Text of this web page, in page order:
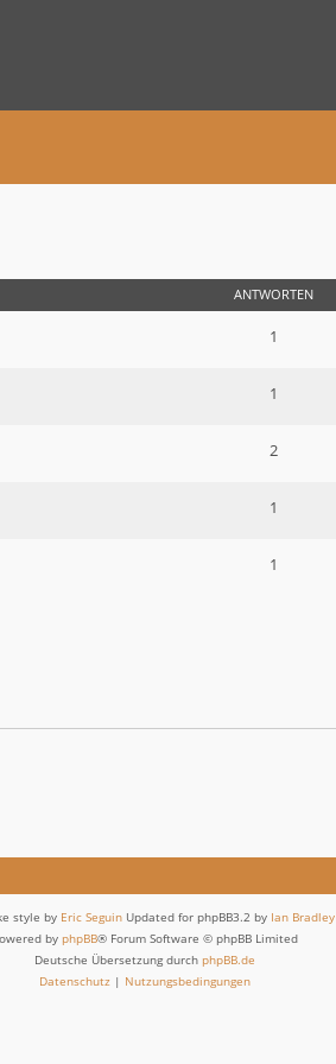
ANTWORTEN
1
1
2
1
1
style by Eric Seguin Updated for phpBB3.2 by Ian Bradley
by phpBB® Forum Software © phpBB Limited
Deutsche Übersetzung durch phpBB.de
Datenschutz | Nutzungsbedingungen